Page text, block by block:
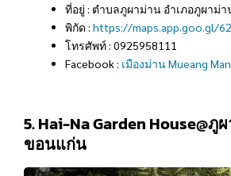
ที่อยู่ : ตำบลภูผาม่าน อำเภอภูผาม่
พิกัด : https://maps.app.goo.gl/
โทรศัพท์ : 0925958111
Facebook : เมืองม่าน Mueang Man
5. Hai-Na Garden House@ภู
ขอนแก่น